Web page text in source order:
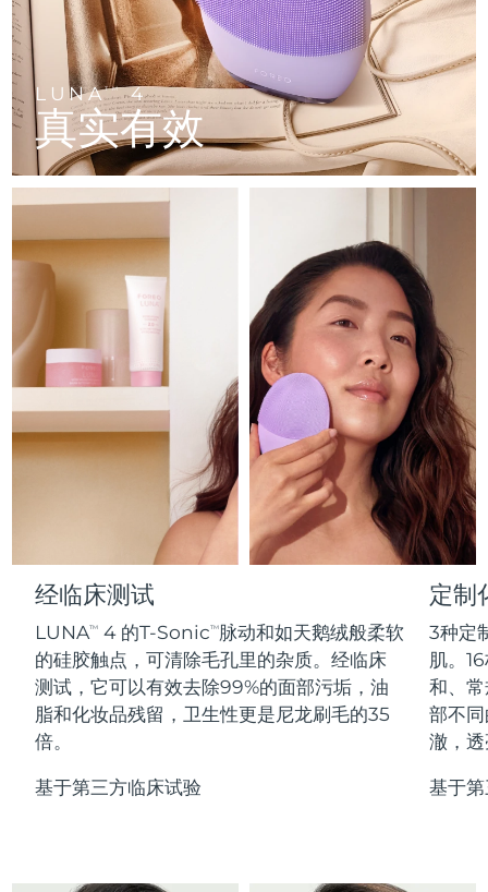
LUNATM4
真实有效
经临床测试
LUNATM 4 的T-SonicTM脉动和如天鹅绒般柔软
的硅胶触点，可清除毛孔里的杂质。经临床
测试，它可以有效去除99%的面部污垢，油
脂和化妆品残留，卫生性更是尼龙刷毛的35
倍。
基于第三方临床试验
定制
3种定
肌。
和、
部不
澈，
基于
LUNA™ 4 go
For travel or gym bag
LUNA™ 护肤
Premium cleansers & balm
LUNA™ 设备
All facial cleansing devices
BEAR™ 设备
All premium facelift devices
UFO™ 3 go
Portable red light therapy
面膜
Rejuvenation & hydration
UFO™ 设备
All deep facial hydration devices
issa™ 4 baby
For ages 0-3
issa™ Teeth Whitening Set
ISSA™ 设备
All silicone sonic toothbrushes
FAQ™ 102
Advanced clinical anti-aging
FAQ™ 103
Luxurious clinical anti-aging set
FAQ™ P1 Primer
Manuka honey primer
FAQ™护肤品
All FAQ™ skincare
FAQ™产品
All anti-aging treatments
FAQ™ 202
LED mask
FAQ™ 211
Anti-aging neck & décolleté LED mask
FAQ™ 221
Anti-aging LED hand mask
FAQ™护肤品
All FAQ™ skincare
FAQ™产品
All LED treatments
生发
FAQ™ 301
LED hair strengthening scalp massager
FAQ™ Scalp Serum
Scalp recovery probiotic serum
FAQ™护肤品
All FAQ™ skincare
FAQ™产品
All hair treatments
肌肤年轻化
FAQ™ 501
Full-Spectrum Red Light Therapy
FAQ™ 502
Full-Spectrum Red Light Therapy
FAQ™ Red Light Serum
FAQ™ skincare
All FAQ™ skincare
FAQ™ products
All toning treatments
保健品
NEW
专业治疗
脱毛
PEACH™ 2 Pro Max
Professional IPL hair removal device
PEACH™ 2
IPL hair removal
PEACH™ 2 go
Travel-friendly IPL hair removal
PEACH™ Cooling Prep Gel
身体护理
BEAR™ 2 body
Microcurrent body toning
LUNA™ 4 body
Massaging body brush
SUPERCHARGED™ serum
Firming body serum
ESPADA™ 2 plus
Recurring acne LED therapy
ESPADA™ 2
Acne treatment device
ESPADA™ Blemish Solution
眼部护理
BEAR™ 2 eyes & lips
Microcurrent line smoothing device
IRIS™ 2
Rejuvenating eye massager
眼部护肤
毛孔护理
KIWI™ derma
Diamond microdermabrasion .
Blackhead remover
LUNA™ 4 hair
2-in-1 LED scalp massager
LED light hairbrush
牙齿美白
NEW
issa™ Teeth Whitening Set
Dual LED + sonic device & 18% PAP gel
issa™ Teeth Whitening Gel
更多的
克罗地亚 预计送达日期8/10/26
塞浦路斯 预计送达日期8/11/26
捷克 预计送达日期
丹麦 预计送达日期8/10/26
芬兰 预计送达日期8/10/26
法国 预计送达日期8/10/26
法属波利尼西亚 预计送达日期 8/14/26
德国 预计送达日期 8/10/26
预计送达日期8/14/26
预计送达日期8/10/26
中国香港特别行政区 8/11/26
匈牙利 预计送达日期8/10/26
冰岛 预计送达日期 8/11/26
印度尼西亚 8/8/26
爱尔兰 8/10/26